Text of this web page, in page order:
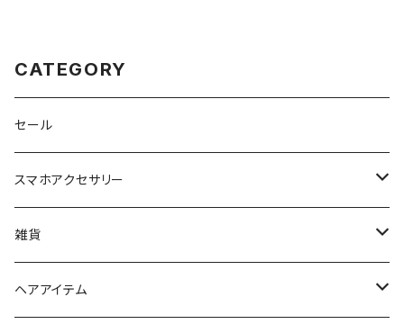
CATEGORY
セール
スマホアクセサリー
iPhoneケース
スマホリング＆グリップ
雑貨
ポーチ
ヘアアイテム